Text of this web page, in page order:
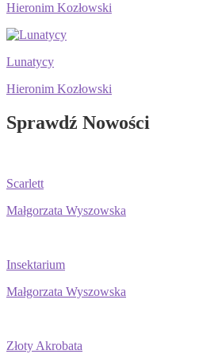
Hieronim Kozłowski
Lunatycy
Hieronim Kozłowski
Sprawdź Nowości
Scarlett
Małgorzata Wyszowska
Insektarium
Małgorzata Wyszowska
Złoty Akrobata